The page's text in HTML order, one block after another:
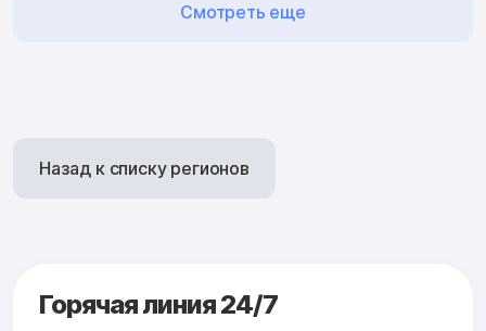
Смотреть еще
Назад к списку регионов
Горячая линия 24/7